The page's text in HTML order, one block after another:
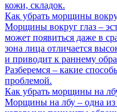
кожи, складок.
Как убрать морщины
Морщины вокруг глаз –
может появиться даже в
зона лица отличается
и приводит к раннему
Разберемся – какие
проблемой.
Как убрать морщины на
Морщины на лбу – одна из